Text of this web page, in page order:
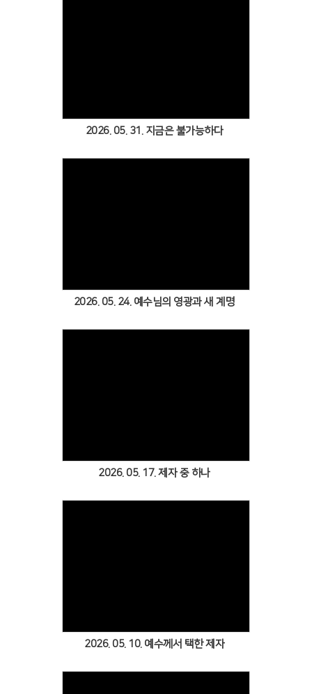
2026. 05. 31. 지금은 불가능하다
2026. 05. 24. 예수님의 영광과 새 계명
2026. 05. 17. 제자 중 하나
2026. 05. 10. 예수께서 택한 제자